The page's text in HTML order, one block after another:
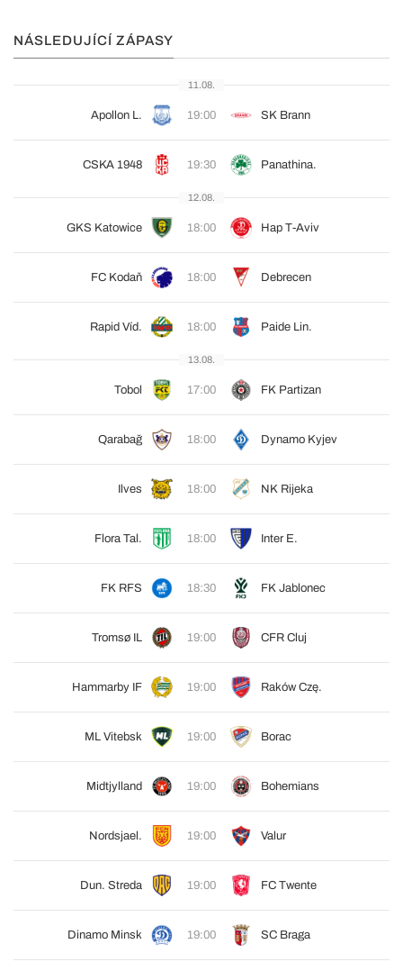
NÁSLEDUJÍCÍ ZÁPASY
11.08.
Apollon L. 19:00 SK Brann
CSKA 1948 19:30 Panathina.
12.08.
GKS Katowice 18:00 Hap T-Aviv
FC Kodaň 18:00 Debrecen
Rapid Víd. 18:00 Paide Lin.
13.08.
Tobol 17:00 FK Partizan
Qarabağ 18:00 Dynamo Kyjev
Ilves 18:00 NK Rijeka
Flora Tal. 18:00 Inter E.
FK RFS 18:30 FK Jablonec
Tromsø IL 19:00 CFR Cluj
Hammarby IF 19:00 Raków Czę.
ML Vitebsk 19:00 Borac
Midtjylland 19:00 Bohemians
Nordsjael. 19:00 Valur
Dun. Streda 19:00 FC Twente
Dinamo Minsk 19:00 SC Braga